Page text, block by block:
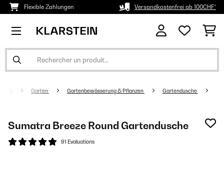
Flexible Zahlungen Versandkostenfrei ab 100CHF*
Garten Gartenbewässerung & Pflanzen Gartendusche
Sumatra Breeze Round Gartendusche
91 Evaluations